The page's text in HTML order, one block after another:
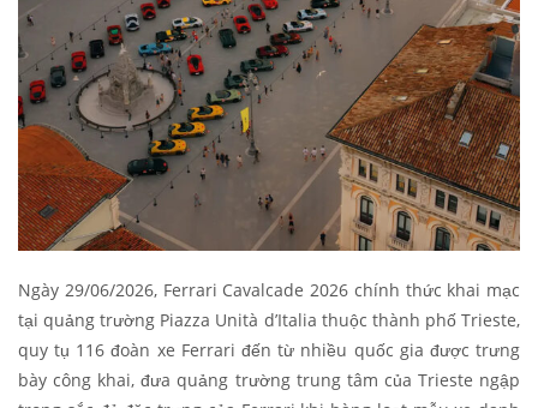
Ngày 29/06/2026, Ferrari Cavalcade 2026 chính thức khai mạc
tại quảng trường Piazza Unità d’Italia thuộc thành phố Trieste,
quy tụ 116 đoàn xe Ferrari đến từ nhiều quốc gia được trưng
bày công khai, đưa quảng trường trung tâm của Trieste ngập